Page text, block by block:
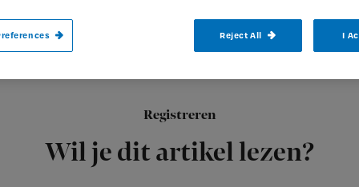
Registreren
Wil je dit artikel lezen?
verpleegkundigen en artsen.
Reject All I